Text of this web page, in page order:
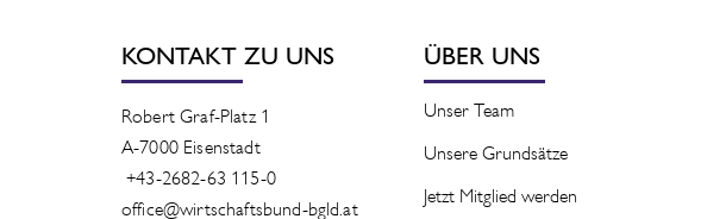
KONTAKT ZU UNS
Robert Graf-Platz 1
A-7000 Eisenstadt
+43-2682-63 115-0
office@wirtschaftsbund-bgld.at
ÜBER UNS
Unser Team
Unsere Grundsätze
Jetzt Mitglied werden